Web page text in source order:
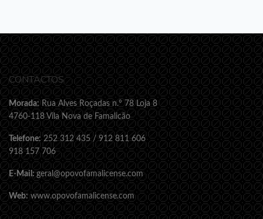
CONTACTOS
Morada: Rua Alves Roçadas n.º 78 Loja 8
4760-118 Vila Nova de Famalicão
Telefone: 252 312 435 / 912 811 606
918 157 706
E-Mail: geral@opovofamalicense.com
Web: www.opovofamalicense.com